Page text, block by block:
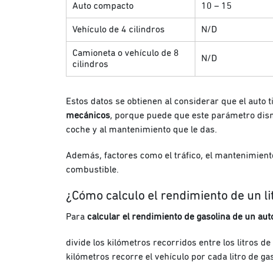
Auto compacto 10 – 15
Vehículo de 4 cilindros N/D
Camioneta o vehículo de 8
cilindros
N/D
Estos datos se obtienen al considerar que el auto
mecánicos, porque puede que este parámetro
coche y al mantenimiento que le das.
Además, factores como el tráfico, el
combustible.
¿Cómo calculo el rendimiento de un
Para calcular el rendimiento de gasolina de un
divide los kilómetros recorridos entre los litros
kilómetros recorre el vehículo por cada litro de